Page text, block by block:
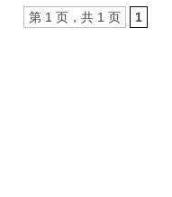
第 1 页，共 1 页 1